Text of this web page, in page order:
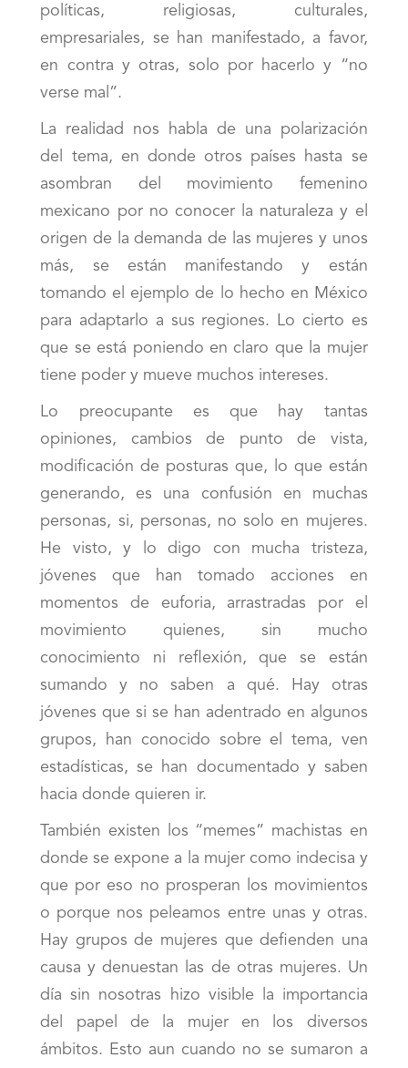
políticas, religiosas, culturales,
empresariales, se han manifestado, a favor,
en contra y otras, solo por hacerlo y “no
verse mal”.
La realidad nos habla de una polarización
del tema, en donde otros países hasta se
asombran del movimiento femenino
mexicano por no conocer la naturaleza y el
origen de la demanda de las mujeres y unos
más, se están manifestando y están
tomando el ejemplo de lo hecho en México
para adaptarlo a sus regiones. Lo cierto es
que se está poniendo en claro que la mujer
tiene poder y mueve muchos intereses.
Lo preocupante es que hay tantas
opiniones, cambios de punto de vista,
modificación de posturas que, lo que están
generando, es una confusión en muchas
personas, si, personas, no solo en mujeres.
He visto, y lo digo con mucha tristeza,
jóvenes que han tomado acciones en
momentos de euforia, arrastradas por el
movimiento quienes, sin mucho
conocimiento ni reflexión, que se están
sumando y no saben a qué. Hay otras
jóvenes que si se han adentrado en algunos
grupos, han conocido sobre el tema, ven
estadísticas, se han documentado y saben
hacia donde quieren ir.
También existen los “memes” machistas en
donde se expone a la mujer como indecisa y
que por eso no prosperan los movimientos
o porque nos peleamos entre unas y otras.
Hay grupos de mujeres que defienden una
causa y denuestan las de otras mujeres. Un
día sin nosotras hizo visible la importancia
del papel de la mujer en los diversos
ámbitos. Esto aun cuando no se sumaron a